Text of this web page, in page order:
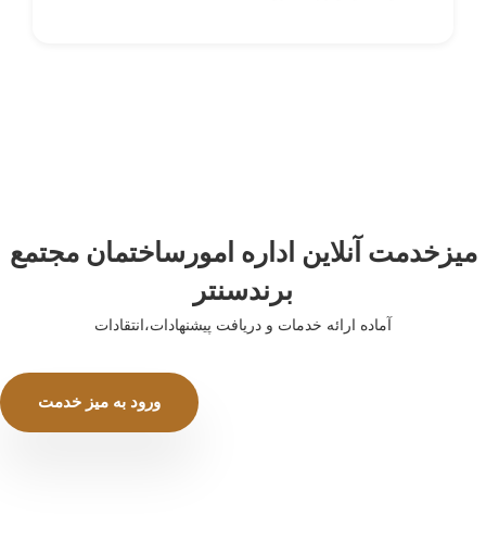
میزخدمت آنلاین اداره امورساختمان مجتمع
برندسنتر
آماده ارائه خدمات و دریافت پیشنهادات،انتقادات
ورود به میز خدمت